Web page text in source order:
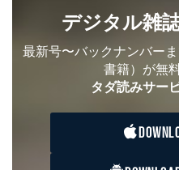
トカード決済などの
告配信サービス会社
店など商品の供給者
販売店などの梱包・
いて
の通知を求められた場合
デジタル雑
最新号〜バックナンバー
書籍）が無
タダ読みサー